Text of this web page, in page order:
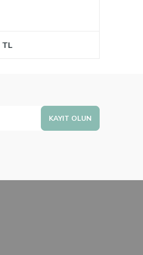
TL
KAYIT OLUN